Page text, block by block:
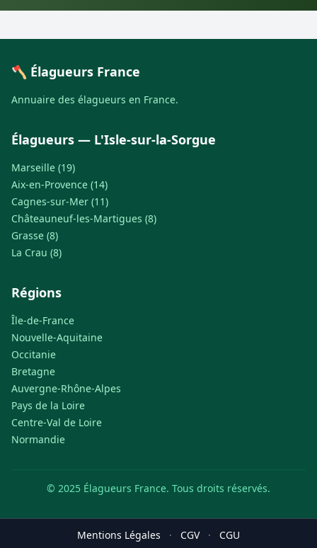
🪓 Élagueurs France
Annuaire des élagueurs en France.
Élagueurs — L'Isle-sur-la-Sorgue
Marseille (19)
Aix-en-Provence (14)
Cagnes-sur-Mer (11)
Châteauneuf-les-Martigues (8)
Grasse (8)
La Crau (8)
Régions
Île-de-France
Nouvelle-Aquitaine
Occitanie
Bretagne
Auvergne-Rhône-Alpes
Pays de la Loire
Centre-Val de Loire
Normandie
© 2025 Élagueurs France. Tous droits réservés.
Mentions Légales · CGV · CGU